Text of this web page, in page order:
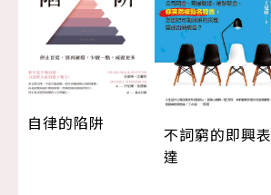
自律的陷阱
不詞窮的即興表
達